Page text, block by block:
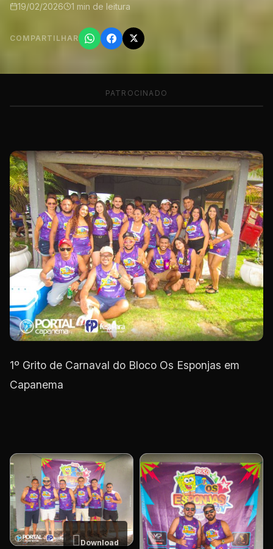
19/02/2026 1 min de leitura
COMPARTILHAR
PATROCINADO
1º Grito de Carnaval do Bloco Os Esponjas em
Capanema
Download